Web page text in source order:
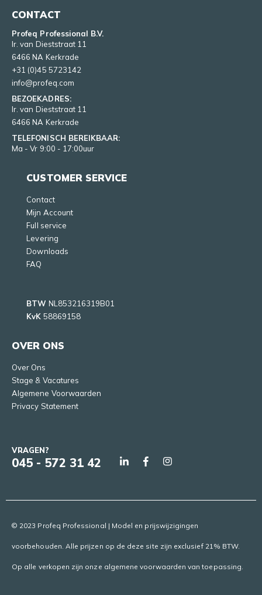
CONTACT
Profeq Professional B.V.
Ir. van Dieststraat 11
6466 NA Kerkrade
+31 (0)45 5723142
info@profeq.com
BEZOEKADRES:
Ir. van Dieststraat 11
6466 NA Kerkrade
TELEFONISCH BEREIKBAAR:
Ma - Vr 9:00 - 17:00uur
CUSTOMER SERVICE
Contact
Mijn Account
Full service
Levering
Downloads
FAQ
BTW NL853216319B01
KvK 58869158
OVER ONS
Over Ons
Stage & Vacatures
Algemene Voorwaarden
Privacy Statement
VRAGEN?
045 - 572 31 42
© 2023 Profeq Professional | Model en prijswijzigingen
voorbehouden. Alle prijzen op de deze site zijn exclusief 21% BTW.
Op alle verkopen zijn onze algemene voorwaarden van toepassing.